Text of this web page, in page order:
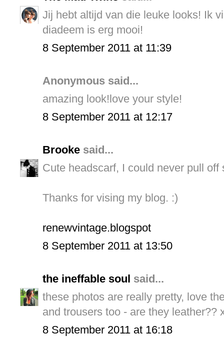
Jij hebt altijd van die leuke looks! Ik
diadeem is erg mooi!
8 September 2011 at 11:39
Anonymous said...
amazing look!love your style!
8 September 2011 at 12:17
Brooke said...
Cute headscarf, I could never pull off
Thanks for vising my blog. :)
renewvintage.blogspot
8 September 2011 at 13:50
the ineffable soul said...
these photos are really pretty, love
and trousers too - are they leather??
8 September 2011 at 16:18